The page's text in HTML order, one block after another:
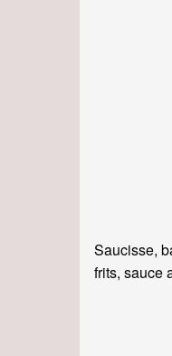
Saucisse,
frits, sauce